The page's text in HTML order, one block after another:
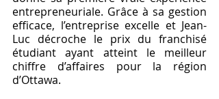
entrepreneuriale. Grâce à sa gestion
efficace, l’entreprise excelle et Jean-
Luc décroche le prix du franchisé
étudiant ayant atteint le meilleur
chiffre d’affaires pour la région
d’Ottawa.